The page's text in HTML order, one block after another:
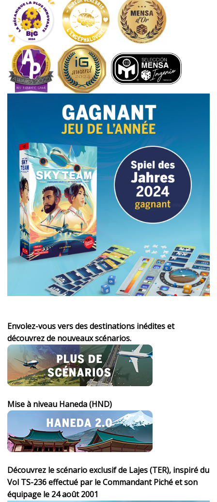
Envolez-vous vers des destinations inédites et
découvrez de nouveaux scénarios.
Mise à niveau Haneda (HND)
Découvrez le scénario exclusif de Lajes (TER), inspiré du
Vol TS-236 effectué par le Commandant Piché et son
équipage le 24 août 2001